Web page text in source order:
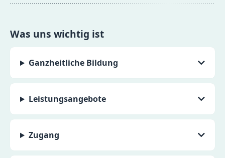
Was uns wichtig ist
Ganzheitliche Bildung
Leistungsangebote
Zugang